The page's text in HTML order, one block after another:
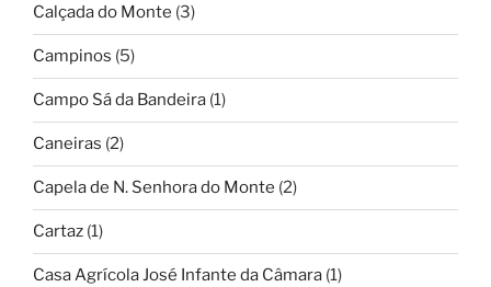
Calçada do Monte (3)
Campinos (5)
Campo Sá da Bandeira (1)
Caneiras (2)
Capela de N. Senhora do Monte (2)
Cartaz (1)
Casa Agrícola José Infante da Câmara (1)